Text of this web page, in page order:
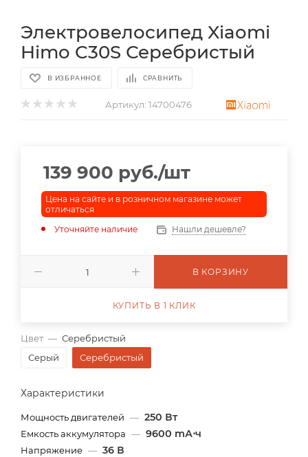
Электровелосипед Xiaomi
Himo C30S Серебристый
В ИЗБРАННОЕ СРАВНИТЬ
Артикул: 14700476
Цвет — Серебристый
Серый
Серебристый
Характеристики
Мощность двигателей — 250 Вт
Емкость аккумулятора — 9600 mА⋅ч
Напряжение — 36 В
139 900 руб./шт
Цена на сайте и в розничном магазине может
отличаться
Уточняйте наличие
Нашли дешевле?
В КОРЗИНУ
КУПИТЬ В 1 КЛИК